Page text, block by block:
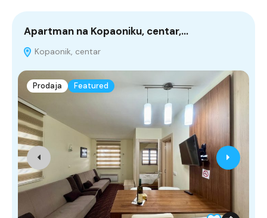
Apartman na Kopaoniku, centar,…
Kopaonik, centar
Prodaja Featured